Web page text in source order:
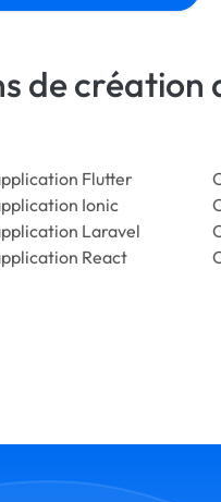
de
Flutter
Ionic
Laravel
React